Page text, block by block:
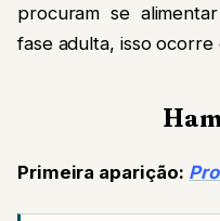
procuram se
fase adulta, isso
Primeira aparição: